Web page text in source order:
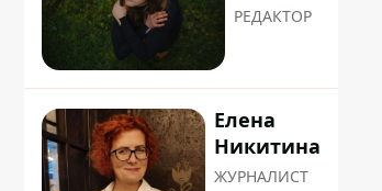
РЕДАКТОР
Елена
Никитина
ЖУРНАЛИСТ